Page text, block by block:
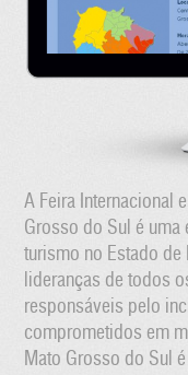
A Feira Internacional
Grosso do Sul é uma
turismo no Estado
lideranças de todos
responsáveis pelo
comprometidos em
Mato Grosso do Sul